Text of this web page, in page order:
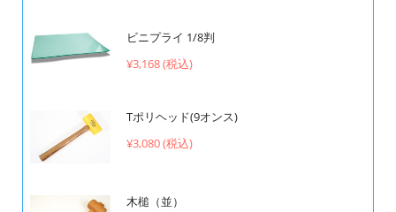
ビニプライ 1/8判
¥3,168 (税込)
Tポリヘッド(9オンス)
¥3,080 (税込)
木槌（並）